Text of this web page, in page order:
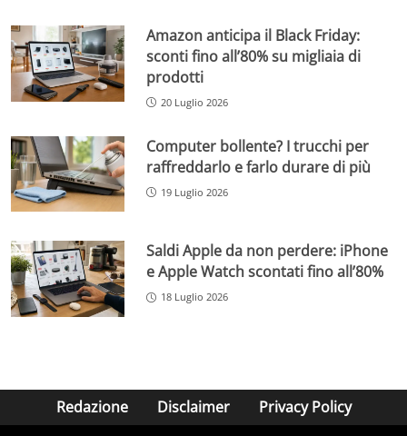
Amazon anticipa il Black Friday:
sconti fino all’80% su migliaia di
prodotti
20 Luglio 2026
Computer bollente? I trucchi per
raffreddarlo e farlo durare di più
19 Luglio 2026
Saldi Apple da non perdere: iPhone
e Apple Watch scontati fino all’80%
18 Luglio 2026
Redazione Disclaimer Privacy Policy